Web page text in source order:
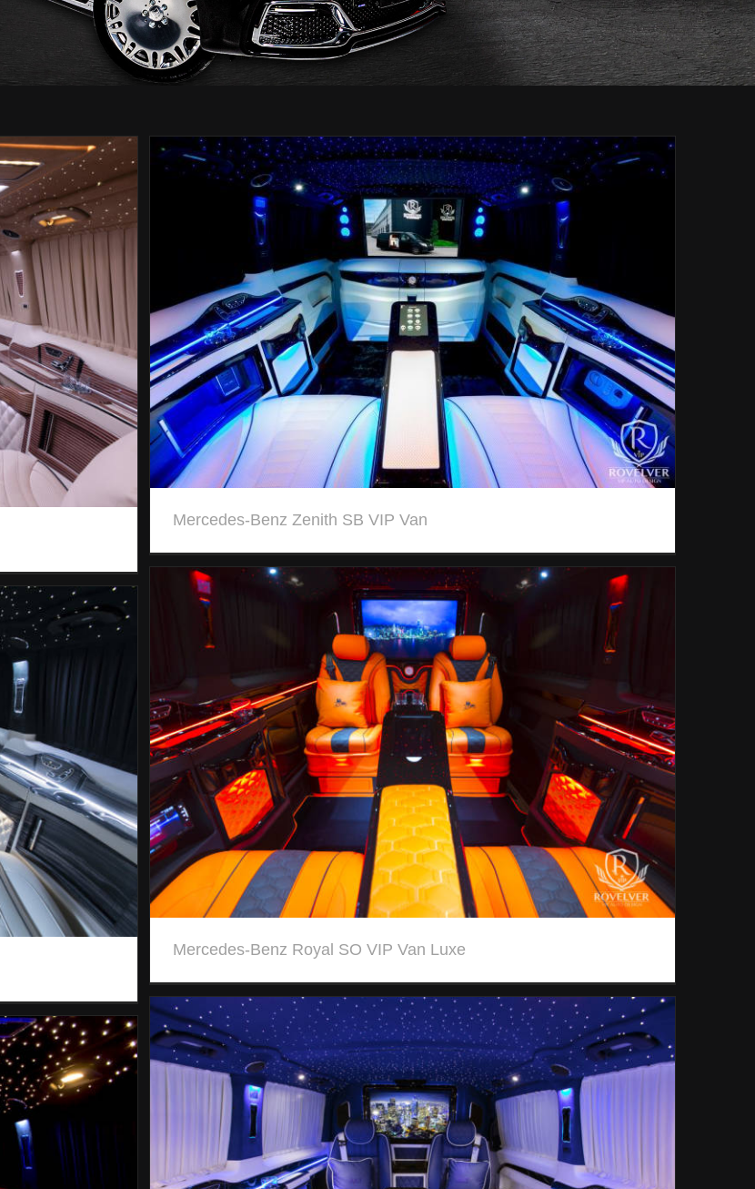
Mercedes-Benz Zenith SB VIP Van
Mercedes-Benz Royal SO VIP Van Luxe